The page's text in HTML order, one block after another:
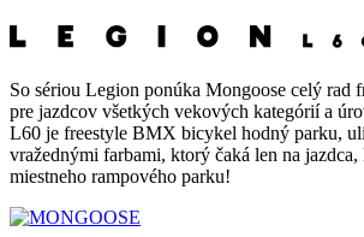
So sériou Legion ponúka Mongoose celý
pre jazdcov všetkých vekových kategórií a
L60 je freestyle BMX bicykel hodný parku,
vražednými farbami, ktorý čaká len na
miestneho rampového parku!